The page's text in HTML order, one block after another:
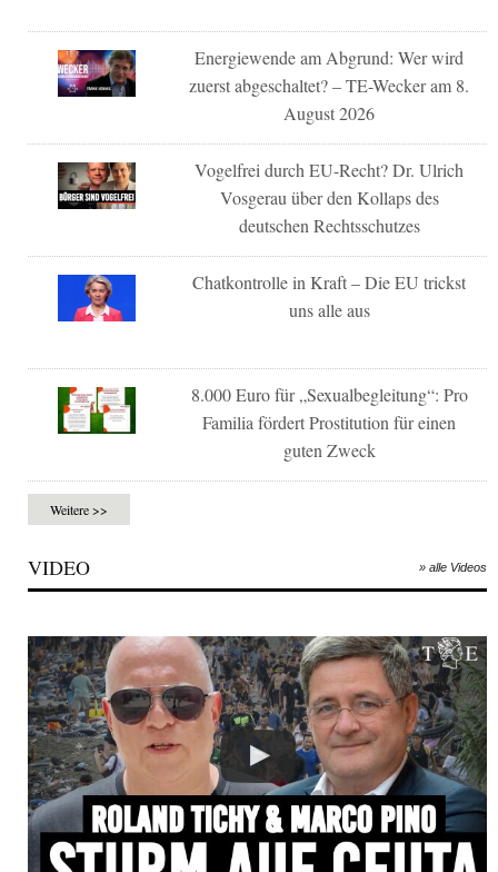
Energiewende am Abgrund: Wer wird
zuerst abgeschaltet? – TE-Wecker am 8.
August 2026
Vogelfrei durch EU-Recht? Dr. Ulrich
Vosgerau über den Kollaps des
deutschen Rechtsschutzes
Chatkontrolle in Kraft – Die EU trickst
uns alle aus
8.000 Euro für „Sexualbegleitung“: Pro
Familia fördert Prostitution für einen
guten Zweck
Weitere >>
VIDEO » alle Videos